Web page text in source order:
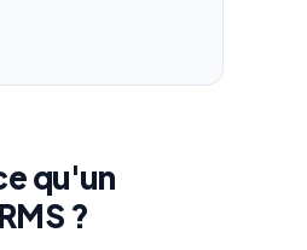
qu'un
?